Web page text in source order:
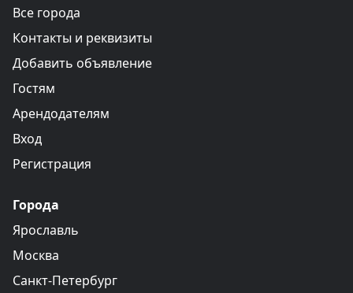
Все города
Контакты и реквизиты
Добавить объявление
Гостям
Арендодателям
Вход
Регистрация
Города
Ярославль
Москва
Санкт-Петербург